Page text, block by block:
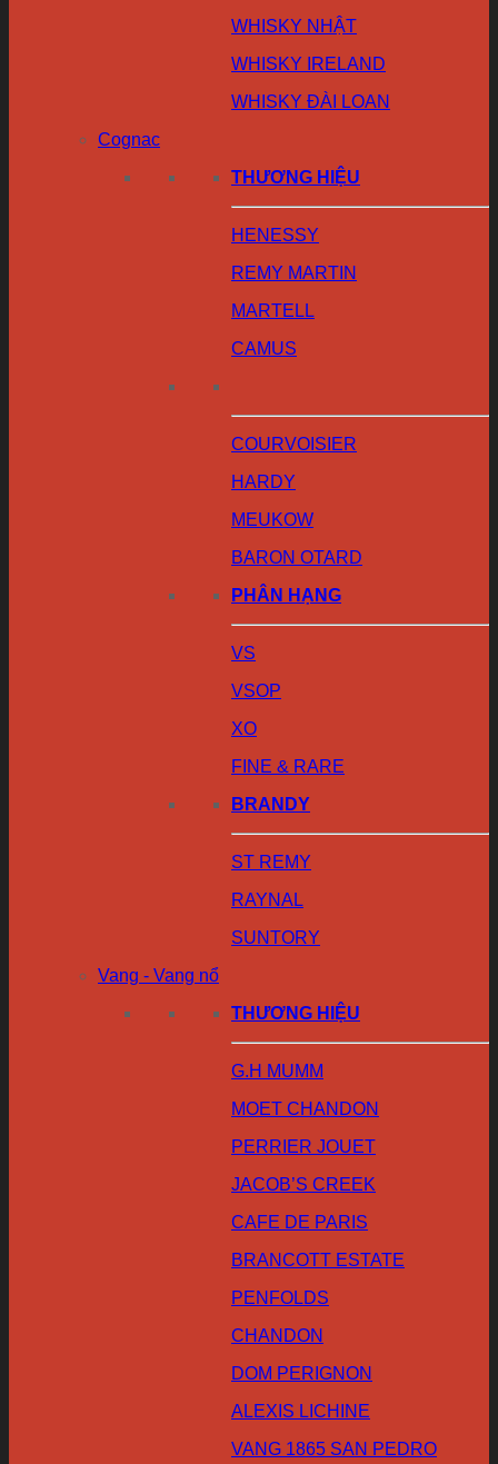
WHISKY NHẬT
WHISKY IRELAND
WHISKY ĐÀI LOAN
Cognac
THƯƠNG HIỆU
HENESSY
REMY MARTIN
MARTELL
CAMUS
COURVOISIER
HARDY
MEUKOW
BARON OTARD
PHÂN HẠNG
VS
VSOP
XO
FINE & RARE
BRANDY
ST REMY
RAYNAL
SUNTORY
Vang - Vang nổ
THƯƠNG HIỆU
G.H MUMM
MOET CHANDON
PERRIER JOUET
JACOB’S CREEK
CAFE DE PARIS
BRANCOTT ESTATE
PENFOLDS
CHANDON
DOM PERIGNON
ALEXIS LICHINE
VANG 1865 SAN PEDRO